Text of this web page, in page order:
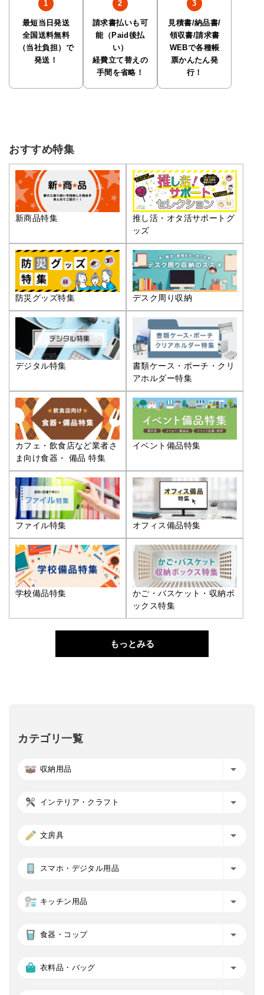
最短当日発送
全国送料無料
（当社負担）で
発送！
請求書払いも可
能（Paid後払
い）
経費立て替えの
手間を省略！
見積書/納品書/
領収書/請求書
WEBで各種帳
票かんたん発
行！
おすすめ特集
新商品特集
推し活・オタ活サポートグ
ッズ
防災グッズ特集 デスク周り収納
デジタル特集
書類ケース・ポーチ・クリ
アホルダー特集
カフェ・飲食店など業者さ
ま向け食器・ 備品 特集
イベント備品特集
ファイル特集 オフィス備品特集
学校備品特集
かご・バスケット・収納ボ
ックス特集
もっとみる
カテゴリ一覧
収納用品
インテリア・クラフト
文房具
スマホ・デジタル用品
キッチン用品
食器・コップ
衣料品・バッグ